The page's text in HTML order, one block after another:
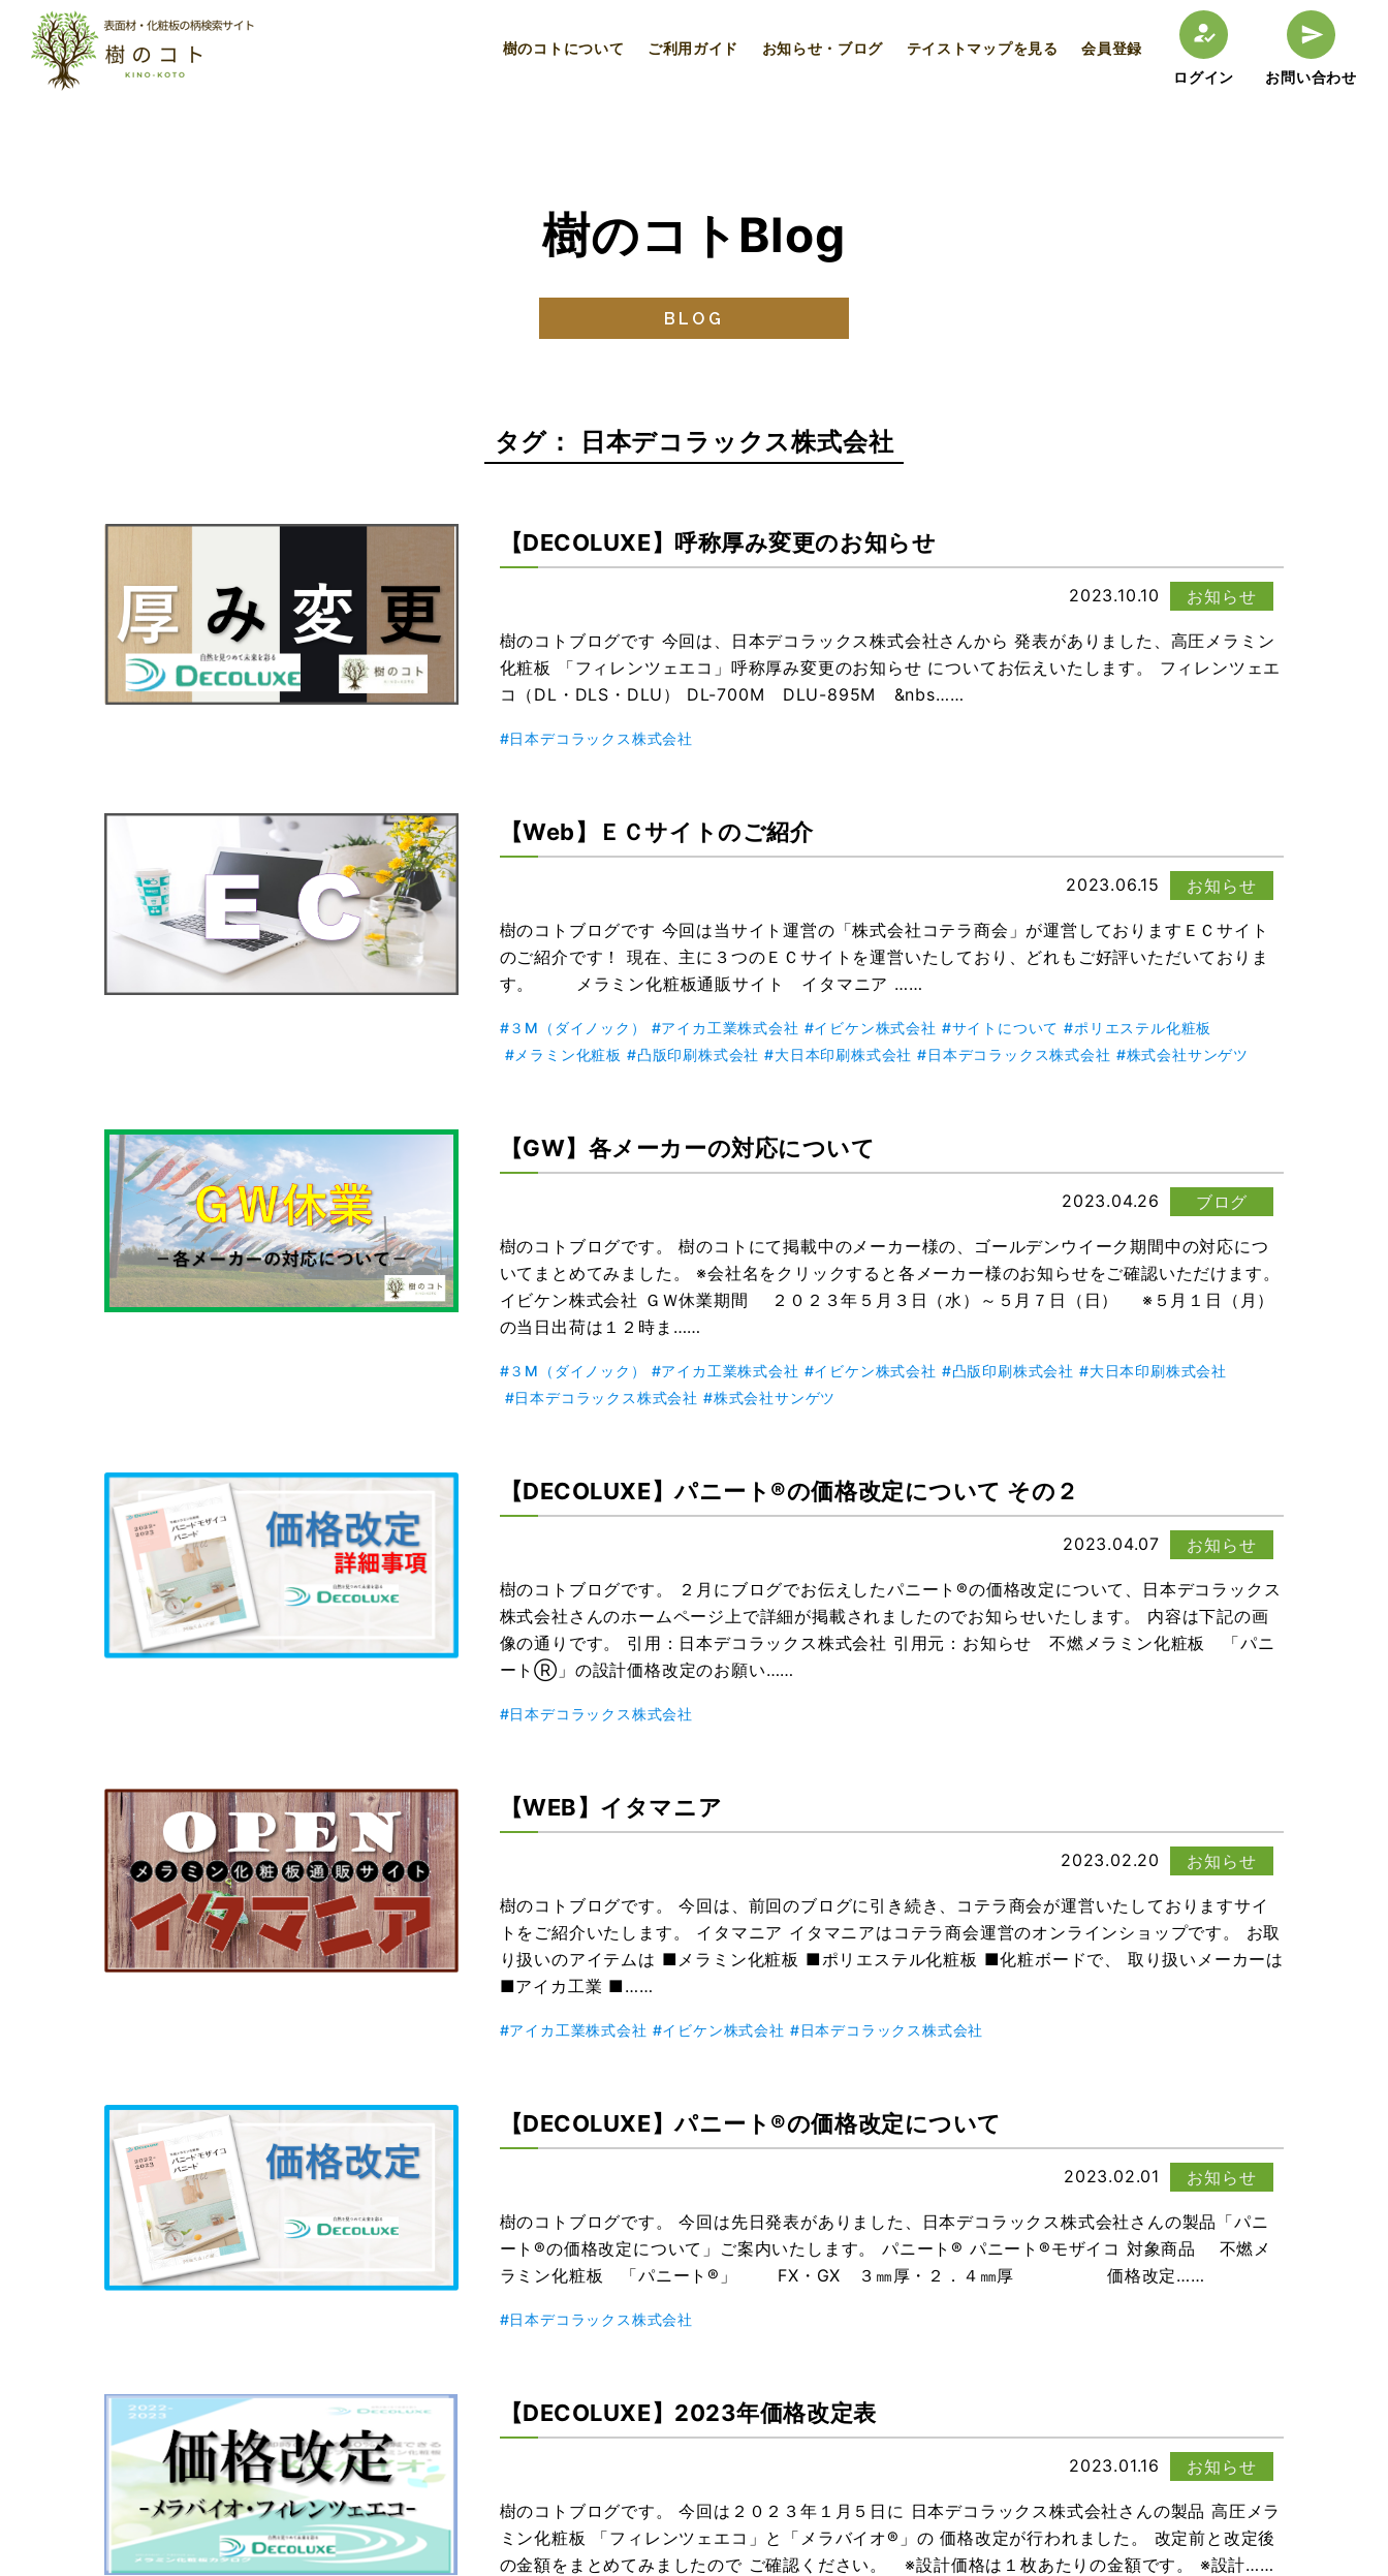
樹のコトについて ご利用ガイド お知らせ・ブログ テイストマップを見る
会員登録
ログイン
お問い合わせ
樹のコトBlog
BLOG
タグ： 日本デコラックス株式会社
【DECOLUXE】呼称厚み変更のお知らせ
2023.10.10 お知らせ
樹のコトブログです 今回は、日本デコラックス株式会社さんから 発表がありました、高圧メラミン
化粧板 「フィレンツェエコ」呼称厚み変更のお知らせ についてお伝えいたします。 フィレンツェエ
コ（DL・DLS・DLU） DL-700M DLU-895M &nbs……
日本デコラックス株式会社
【Web】ＥＣサイトのご紹介
2023.06.15 お知らせ
樹のコトブログです 今回は当サイト運営の「株式会社コテラ商会」が運営しておりますＥＣサイト
のご紹介です！ 現在、主に３つのＥＣサイトを運営いたしており、どれもご好評いただいておりま
す。 メラミン化粧板通販サイト イタマニア ……
３M（ダイノック） アイカ工業株式会社 イビケン株式会社 サイトについて
ポリエステル化粧板
メラミン化粧板
凸版印刷株式会社 大日本印刷株式会社 日本デコラックス株式会社 株式会社サンゲツ
【GW】各メーカーの対応について
2023.04.26 ブログ
樹のコトブログです。
樹のコトにて掲載中のメーカー様の、ゴールデンウイーク期間中の対応につ
いてまとめてみました。 ※会社名をクリックすると各メーカー様のお知らせをご確認いただけます。
イビケン株式会社 ＧＷ休業期間 ２０２３年５月３日（水）～５月７日（日） ※５月１日（月）
の当日出荷は１２時ま……
３M（ダイノック） アイカ工業株式会社 イビケン株式会社 凸版印刷株式会社
大日本印刷株式会社
日本デコラックス株式会社
株式会社サンゲツ
【DECOLUXE】パニート®の価格改定について その２
2023.04.07 お知らせ
樹のコトブログです。 ２月にブログでお伝えしたパニート®の価格改定について、日本デコラックス
株式会社さんのホームページ上で詳細が掲載されましたのでお知らせいたします。 内容は下記の画
像の通りです。 引用：日本デコラックス株式会社 引用元：お知らせ 不燃メラミン化粧板 「パニ
ートⓇ」の設計価格改定のお願い……
日本デコラックス株式会社
【WEB】イタマニア
2023.02.20 お知らせ
樹のコトブログです。 今回は、前回のブログに引き続き、コテラ商会が運営いたしておりますサイ
トをご紹介いたします。 イタマニア イタマニアはコテラ商会運営のオンラインショップです。 お取
り扱いのアイテムは ■メラミン化粧板 ■ポリエステル化粧板 ■化粧ボードで、 取り扱いメーカーは
■アイカ工業 ■……
アイカ工業株式会社 イビケン株式会社 日本デコラックス株式会社
【DECOLUXE】パニート®の価格改定について
2023.02.01 お知らせ
樹のコトブログです。 今回は先日発表がありました、日本デコラックス株式会社さんの製品「パニ
ート®の価格改定について」ご案内いたします。 パニート® パニート®モザイコ 対象商品 不燃メ
ラミン化粧板 「パニート®」 FX・GX ３㎜厚・２．４㎜厚 価格改定……
日本デコラックス株式会社
【DECOLUXE】2023年価格改定表
2023.01.16 お知らせ
樹のコトブログです。 今回は２０２３年１月５日に 日本デコラックス株式会社さんの製品 高圧メラ
ミン化粧板 「フィレンツェエコ」と「メラバイオ®」の 価格改定が行われました。 改定前と改定後
の金額をまとめてみましたので ご確認ください。 ※設計価格は１枚あたりの金額です。 ※設計……